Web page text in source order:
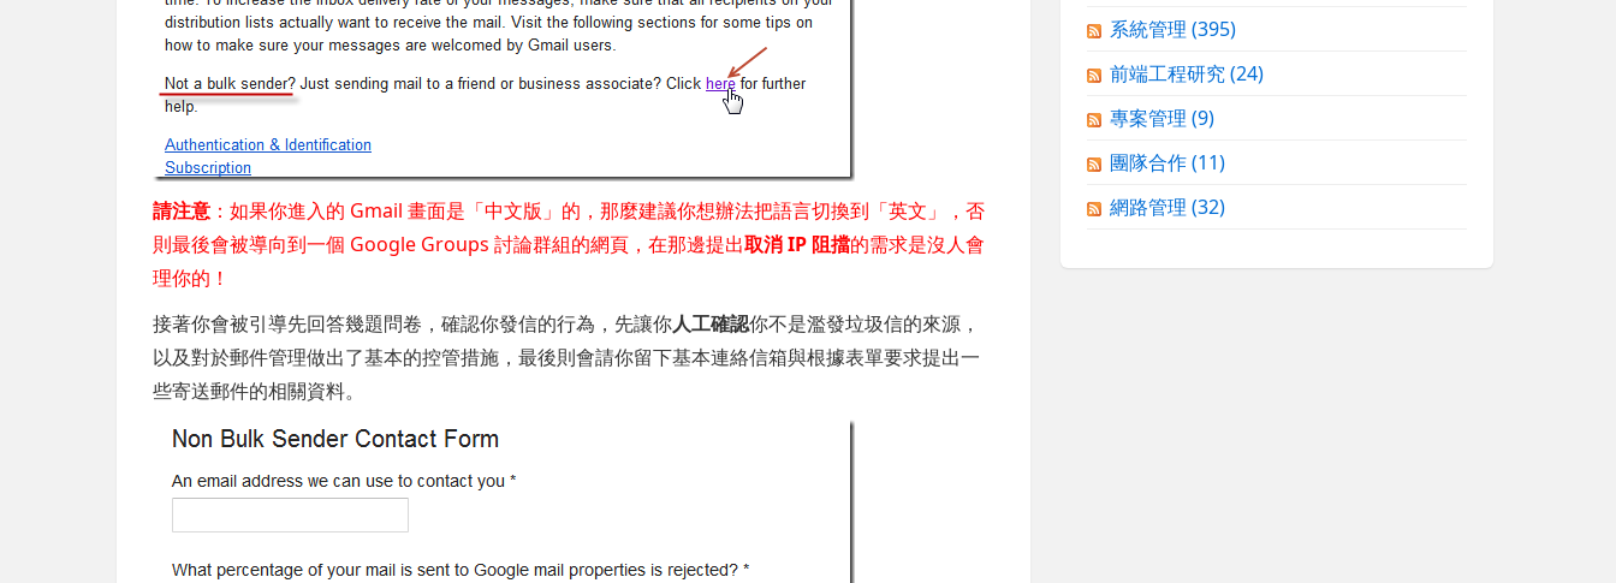
請注意 ：如果你進入的 Gmail 畫面是「中文版」的，那麼建議你想辦法把語言切換到「英文」，否
則最後會被導向到一個 Google Groups 討論群組的網頁，在那邊提出取消 IP 阻擋的需求是沒人會
理你的！
接著你會被引導先回答幾題問卷，確認你發信的行為，先讓你人工確認你不是濫發垃圾信的來源，
以及對於郵件管理做出了基本的控管措施，最後則會請你留下基本連絡信箱與根據表單要求提出一
些寄送郵件的相關資料。
系統管理 (395)
前端工程研究(24)
專案管理 (9)
團隊合作(11)
網路管理 (32)